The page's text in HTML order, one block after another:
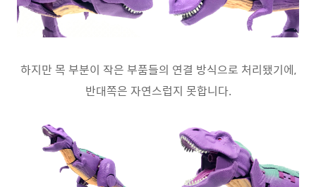
하지만 목 부분이 작은 부품들의 연결 방식으로 처리됐기에,
반대쪽은 자연스럽지 못합니다.